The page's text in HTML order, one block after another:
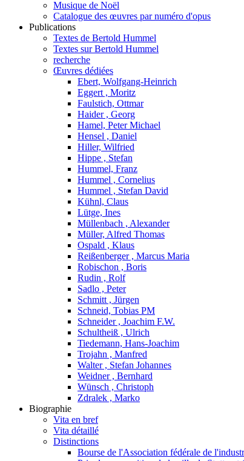
Musique de Noël
Catalogue des œuvres par numéro d'opus
Publications
Textes de Bertold Hummel
Textes sur Bertold Hummel
recherche
Œuvres dédiées
Ebert, Wolfgang-Heinrich
Eggert , Moritz
Faulstich, Ottmar
Haider , Georg
Hamel, Peter Michael
Hensel , Daniel
Hiller, Wilfried
Hippe , Stefan
Hummel, Franz
Hummel , Cornelius
Hummel , Stefan David
Kühnl, Claus
Lütge, Ines
Müllenbach , Alexander
Müller, Alfred Thomas
Ospald , Klaus
Reißenberger , Marcus Maria
Robischon , Boris
Rudin , Rolf
Sadlo , Peter
Schmitt , Jürgen
Schneid, Tobias PM
Schneider , Joachim F.W.
Schultheiß , Ulrich
Tiedemann, Hans-Joachim
Trojahn , Manfred
Walter , Stefan Johannes
Weidner , Bernhard
Wünsch , Christoph
Zdralek , Marko
Biographie
Vita en bref
Vita détaillé
Distinctions
Bourse de l'Association fédérale de